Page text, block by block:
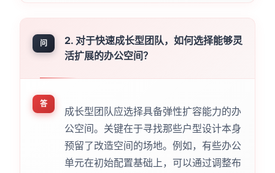
问
2. 对于快速成长型团队，如何选择能够灵
活扩展的办公空间？
答
成长型团队应选择具备弹性扩容能力的办
公空间。关键在于寻找那些户型设计本身
预留了改造空间的场地。例如，有些办公
单元在初始配置基础上，可以通过调整布